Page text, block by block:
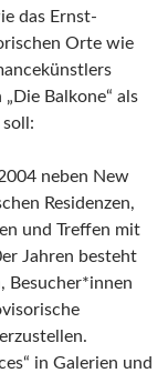
das Ernst-
Orte wie
Balkone“ als
neben New
Residenzen,
und Treffen mit
Jahren besteht
Besucher*innen
in Galerien und